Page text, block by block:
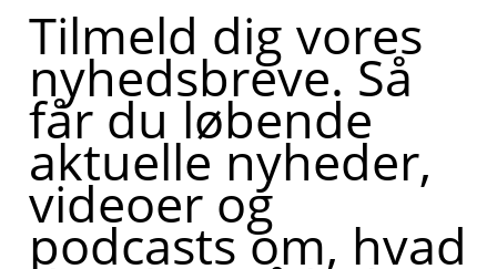
Tilmeld dig vores
nyhedsbreve. Så
får du løbende
aktuelle nyheder,
videoer og
podcasts om, hvad